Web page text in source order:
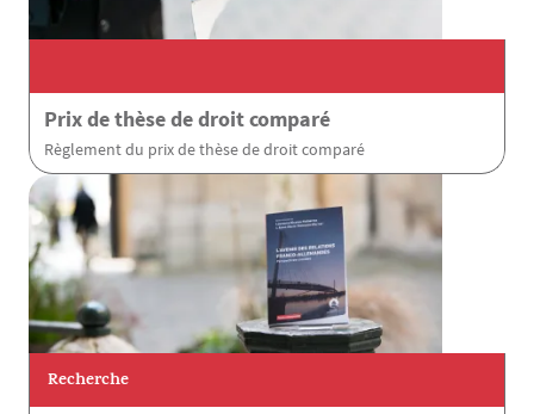
Prix de thèse de droit comparé
Règlement du prix de thèse de droit comparé
Recherche